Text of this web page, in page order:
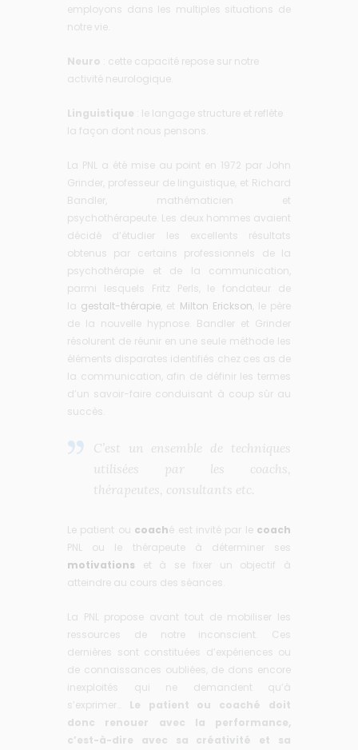
employons dans les multiples situations de
notre vie.
Neuro : cette capacité repose sur notre
activité neurologique.
Linguistique : le langage structure et reflète
la façon dont nous pensons.
La PNL a été mise au point en 1972 par John
Grinder, professeur de linguistique, et Richard
Bandler, mathématicien et
psychothérapeute. Les deux hommes avaient
décidé d’étudier les excellents résultats
obtenus par certains professionnels de la
psychothérapie et de la communication,
parmi lesquels Fritz Perls, le fondateur de
la gestalt-thérapie , et Milton Erickson , le père
de la nouvelle hypnose. Bandler et Grinder
résolurent de réunir en une seule méthode les
éléments disparates identifiés chez ces as de
la communication, afin de définir les termes
d’un savoir-faire conduisant à coup sûr au
succès.
C’est un ensemble de techniques
utilisées par les coachs,
thérapeutes, consultants etc.
Le patient ou coaché est invité par le coach
PNL ou le thérapeute à déterminer ses
motivations et à se fixer un objectif à
atteindre au cours des séances.
La PNL propose avant tout de mobiliser les
ressources de notre inconscient. Ces
dernières sont constituées d’expériences ou
de connaissances oubliées, de dons encore
inexploités qui ne demandent qu’à
s’exprimer… Le patient ou coaché doit
donc renouer avec la performance,
c’est-à-dire avec sa créativité et sa